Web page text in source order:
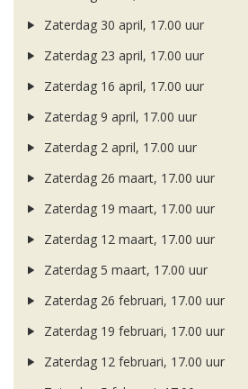
Zaterdag 30 april, 17.00 uur
Zaterdag 23 april, 17.00 uur
Zaterdag 16 april, 17.00 uur
Zaterdag 9 april, 17.00 uur
Zaterdag 2 april, 17.00 uur
Zaterdag 26 maart, 17.00 uur
Zaterdag 19 maart, 17.00 uur
Zaterdag 12 maart, 17.00 uur
Zaterdag 5 maart, 17.00 uur
Zaterdag 26 februari, 17.00 uur
Zaterdag 19 februari, 17.00 uur
Zaterdag 12 februari, 17.00 uur